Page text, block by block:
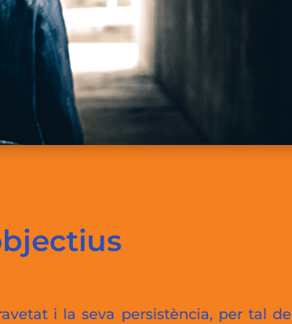
i la seva persistència, per tal de